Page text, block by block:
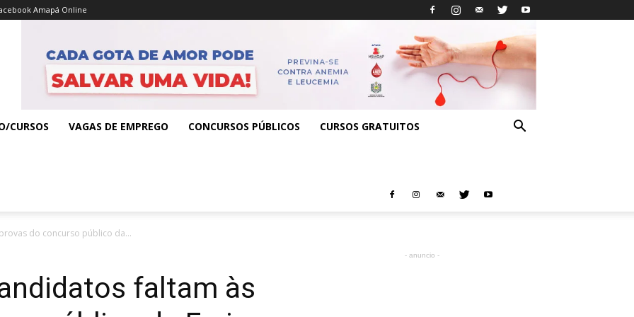
Amapá Online
CURSOS VAGAS DE EMPREGO CONCURSOS PÚBLICOS CURSOS GRATUITOS
do concurso público da...
faltam às
- anuncio -